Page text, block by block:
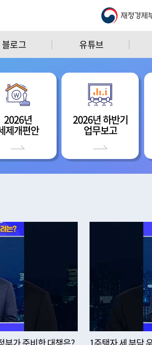
블로그 유튜브
2026년
제개편안
2026년 하반기
업무보고